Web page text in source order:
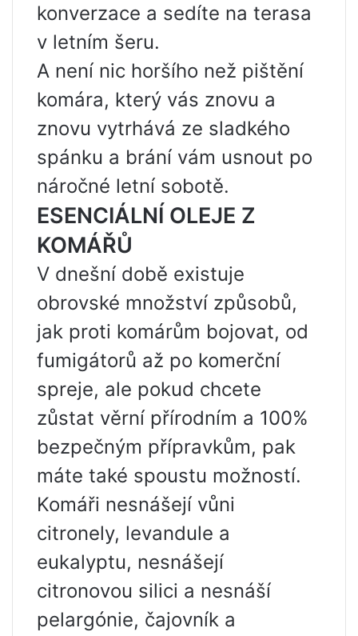
konverzace a sedíte na terasa
v letním šeru.
A není nic horšího než pištění
komára, který vás znovu a
znovu vytrhává ze sladkého
spánku a brání vám usnout po
náročné letní sobotě.
ESENCIÁLNÍ OLEJE Z
KOMÁŘŮ
V dnešní době existuje
obrovské množství způsobů,
jak proti komárům bojovat, od
fumigátorů až po komerční
spreje, ale pokud chcete
zůstat věrní přírodním a 100%
bezpečným přípravkům, pak
máte také spoustu možností.
Komáři nesnášejí vůni
citronely, levandule a
eukalyptu, nesnášejí
citronovou silici a nesnáší
pelargónie, čajovník a